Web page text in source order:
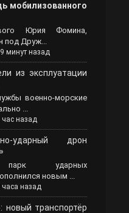
мобилизованного
Юрия Фомина,
под Друж...
минут назад
из эксплуатации
военно-морские
...
час назад
ударный дрон
парк ударных
новым ...
часа назад
новый транспортёр